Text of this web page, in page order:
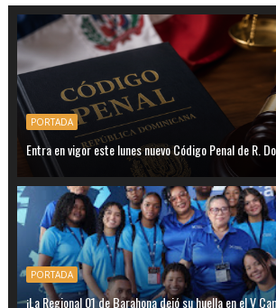
PORTADA
Entra en vigor este lunes nuevo Código Penal de R.
PORTADA
¡La Regional 01 de Barahona dejó su huella en el V